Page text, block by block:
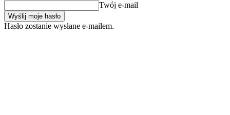
Twój e-mail
Hasło zostanie wysłane e-mailem.